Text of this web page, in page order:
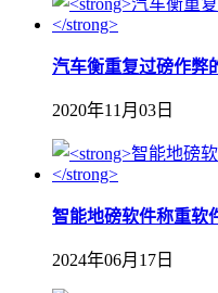
汽车衡重复过磅作弊
2020年11月03日
智能地磅软件称重软
2024年06月17日